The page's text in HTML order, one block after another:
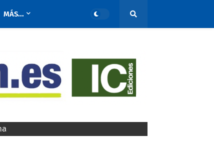
MÁS...